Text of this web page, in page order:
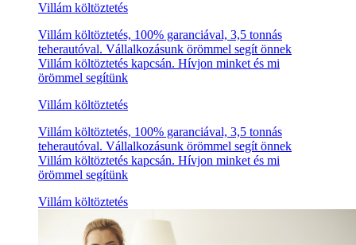
Villám költöztetés
Villám költöztetés, 100% garanciával, 3,5 tonnás
teherautóval. Vállalkozásunk örömmel segít önnek
Villám költöztetés kapcsán. Hívjon minket és mi
örömmel segítünk
Villám költöztetés
Villám költöztetés, 100% garanciával, 3,5 tonnás
teherautóval. Vállalkozásunk örömmel segít önnek
Villám költöztetés kapcsán. Hívjon minket és mi
örömmel segítünk
Villám költöztetés